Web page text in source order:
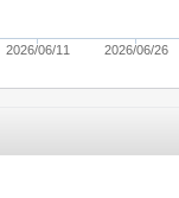
2026/06/11 2026/06/26